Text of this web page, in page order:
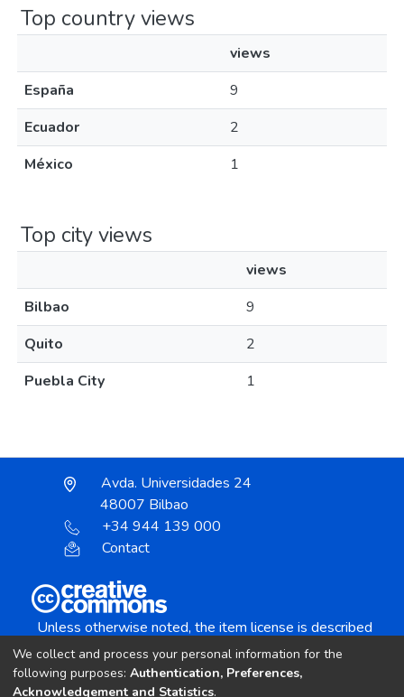
Top country views
views
España
9
Ecuador
2
México
1
Top city views
views
Bilbao
9
Quito
2
Puebla City
1
Avda. Universidades 24
48007 Bilbao
+34 944 139 000
Contact
Unless otherwise noted, the item license is described
Creative Commons Attribution-NonCommercial-
We collect and process your personal information for the
following purposes: Authentication, Preferences,
Acknowledgement and Statistics.